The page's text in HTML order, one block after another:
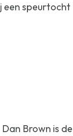
een
Brown is